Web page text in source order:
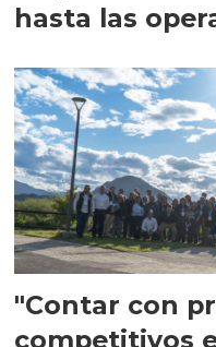
hasta las
"Contar con
competitivos